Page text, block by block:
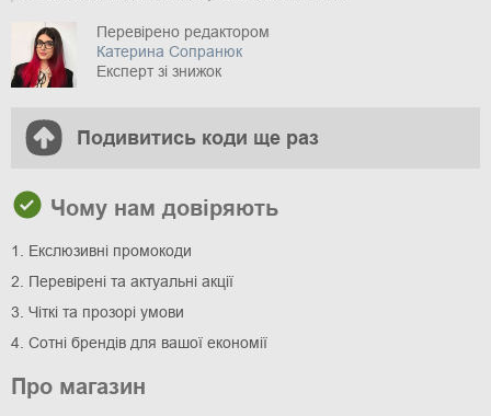
Перевірено редактором
Катерина Сопранюк
Експерт зі знижок
Подивитись коди ще раз
Чому нам довіряють
1. Екслюзивні промокоди
2. Перевірені та актуальні акції
3. Чіткі та прозорі умови
4. Сотні брендів для вашої економії
Про магазин